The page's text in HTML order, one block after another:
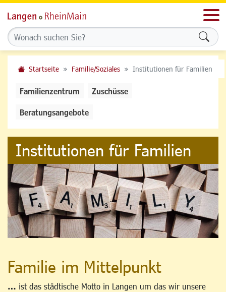
Startseite Familie/Soziales Institutionen für Familien
Familienzentrum Zuschüsse
Beratungsangebote
Institutionen für Familien
Familie im Mittelpunkt
… ist das städtische Motto in Langen um das wir unsere